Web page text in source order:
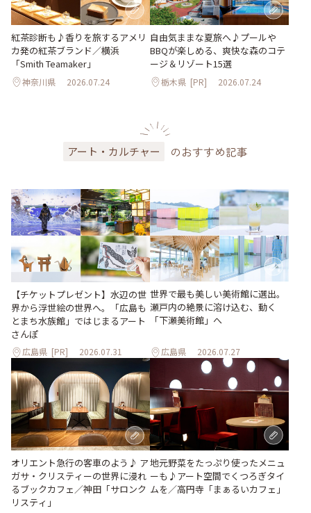
紅茶診断も♪香りを旅するアメリ
カ発の紅茶ブランド／横浜
「Smith Teamaker」
神奈川県 2026.07.24
自由気ままな夏旅へ♪プールや
BBQが楽しめる、爽快な森のコテ
ージ＆リゾート15選
栃木県 [PR] 2026.07.24
アート・カルチャー のおすすめ記事
【チケットプレゼント】水辺の世
界から浮世絵の世界へ。「広島も
とまち水族館」ではじまるアート
さんぽ
広島県 [PR] 2026.07.31
世界で最も美しい美術館に選出。
瀬戸内の絶景に溶け込む、動く
「下瀬美術館」へ
広島県 2026.07.27
オリエント急行の客車のよう♪ ア
ガサ・クリスティーの世界に浸れ
るブックカフェ／神田「サロンク
リスティ」
地元野菜をたっぷり使ったメニュ
ーも♪アート空間でくつろぎタイ
ムを／高円寺「まぁるいカフェ」